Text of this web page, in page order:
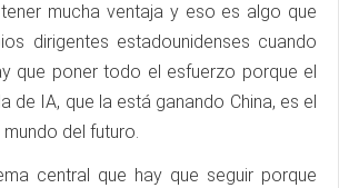
mucha ventaja y eso es algo que
dirigentes estadounidenses cuando
que poner todo el esfuerzo porque el
de IA, que la está ganando China, es el
del futuro.
central que hay que seguir porque